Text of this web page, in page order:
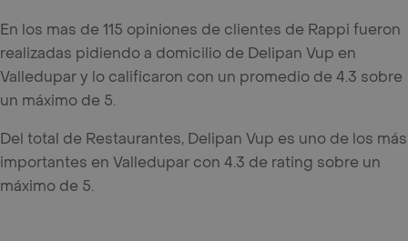
En los mas de 115 opiniones de clientes de Rappi fueron
realizadas pidiendo a domicilio de Delipan Vup en
Valledupar y lo calificaron con un promedio de 4.3 sobre
un máximo de 5.
Del total de Restaurantes, Delipan Vup es uno de los más
importantes en Valledupar con 4.3 de rating sobre un
máximo de 5.